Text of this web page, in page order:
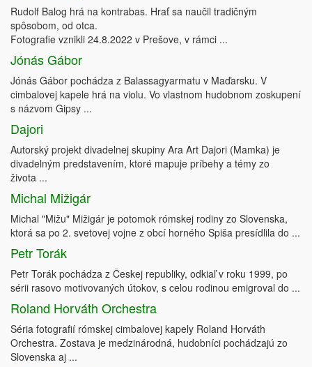
Rudolf Balog hrá na kontrabas. Hrať sa naučil tradičným
spôsobom, od otca.
Fotografie vznikli 24.8.2022 v Prešove, v rámci ...
Jónás Gábor
Jónás Gábor pochádza z Balassagyarmatu v Maďarsku. V
cimbalovej kapele hrá na violu. Vo vlastnom hudobnom zoskupení
s názvom Gipsy ...
Dajori
Autorský projekt divadelnej skupiny Ara Art Dajori (Mamka) je
divadelným predstavením, ktoré mapuje príbehy a témy zo
života ...
Michal Mižigár
Michal "Mižu" Mižigár je potomok rómskej rodiny zo Slovenska,
ktorá sa po 2. svetovej vojne z obcí horného Spiša presídlila do ...
Petr Torák
Petr Torák pochádza z Českej republiky, odkiaľ v roku 1999, po
sérii rasovo motivovaných útokov, s celou rodinou emigroval do ...
Roland Horváth Orchestra
Séria fotografií rómskej cimbalovej kapely Roland Horváth
Orchestra. Zostava je medzinárodná, hudobníci pochádzajú zo
Slovenska aj ...